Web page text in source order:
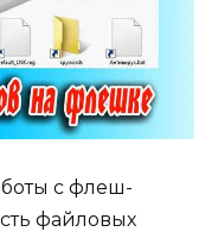
с флеш-
файловых